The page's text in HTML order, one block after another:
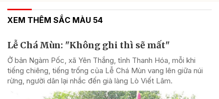
XEM THÊM SẮC MÀU 54
Lễ Chá Mùn: "Không ghi thì sẽ mất"
Ở bản Ngàm Pốc, xã Yên Thắng, tỉnh Thanh Hóa, mỗi khi
tiếng chiêng, tiếng trống của Lễ Chá Mùn vang lên giữa núi
rừng, người dân lại nhắc đến già làng Lò Viết Lâm.